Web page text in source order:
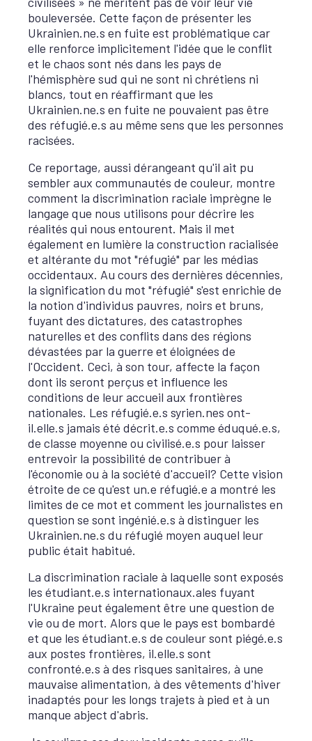
bouleversée. Cette façon de présenter les
Ukrainien.ne.s en fuite est problématique car
elle renforce implicitement l'idée que le conflit
et le chaos sont nés dans les pays de
l'hémisphère sud qui ne sont ni chrétiens ni
blancs, tout en réaffirmant que les
Ukrainien.ne.s en fuite ne pouvaient pas être
des réfugié.e.s au même sens que les personnes
racisées.
Ce reportage, aussi dérangeant qu'il ait pu
sembler aux communautés de couleur, montre
comment la discrimination raciale imprègne le
langage que nous utilisons pour décrire les
réalités qui nous entourent. Mais il met
également en lumière la construction racialisée
et altérante du mot "réfugié" par les médias
occidentaux. Au cours des dernières décennies,
la signification du mot "réfugié" s'est enrichie de
la notion d'individus pauvres, noirs et bruns,
fuyant des dictatures, des catastrophes
naturelles et des conflits dans des régions
dévastées par la guerre et éloignées de
l'Occident. Ceci, à son tour, affecte la façon
dont ils seront perçus et influence les
conditions de leur accueil aux frontières
nationales. Les réfugié.e.s syrien.nes ont-
il.elle.s jamais été décrit.e.s comme éduqué.e.s,
de classe moyenne ou civilisé.e.s pour laisser
entrevoir la possibilité de contribuer à
l'économie ou à la société d'accueil? Cette vision
étroite de ce qu'est un.e réfugié.e a montré les
limites de ce mot et comment les journalistes en
question se sont ingénié.e.s à distinguer les
Ukrainien.ne.s du réfugié moyen auquel leur
public était habitué.
La discrimination raciale à laquelle sont exposés
les étudiant.e.s internationaux.ales fuyant
l'Ukraine peut également être une question de
vie ou de mort. Alors que le pays est bombardé
et que les étudiant.e.s de couleur sont piégé.e.s
aux postes frontières, il.elle.s sont
confronté.e.s à des risques sanitaires, à une
mauvaise alimentation, à des vêtements d'hiver
inadaptés pour les longs trajets à pied et à un
manque abject d'abris.